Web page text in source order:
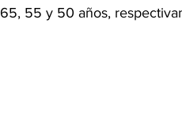
65, 55 y 50 años,